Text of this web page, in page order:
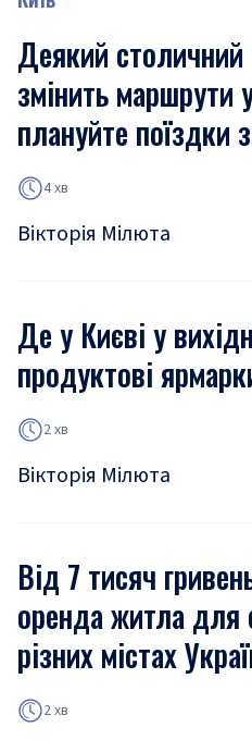
Деякий столичний
змінить маршрути
плануйте поїздки
4 хв
Вікторія Мілюта
Де у Києві у
продуктові
2 хв
Вікторія Мілюта
Від 7 тисяч
оренда житла для
різних містах
2 хв